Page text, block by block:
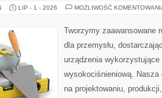
LIP - 1 - 2026 MOŻLIWOŚĆ
Tworzymy zaawansowane
dla przemysłu,
urządzenia wykorzystujące
wysokociśnieniową. Nasza
na projektowaniu,